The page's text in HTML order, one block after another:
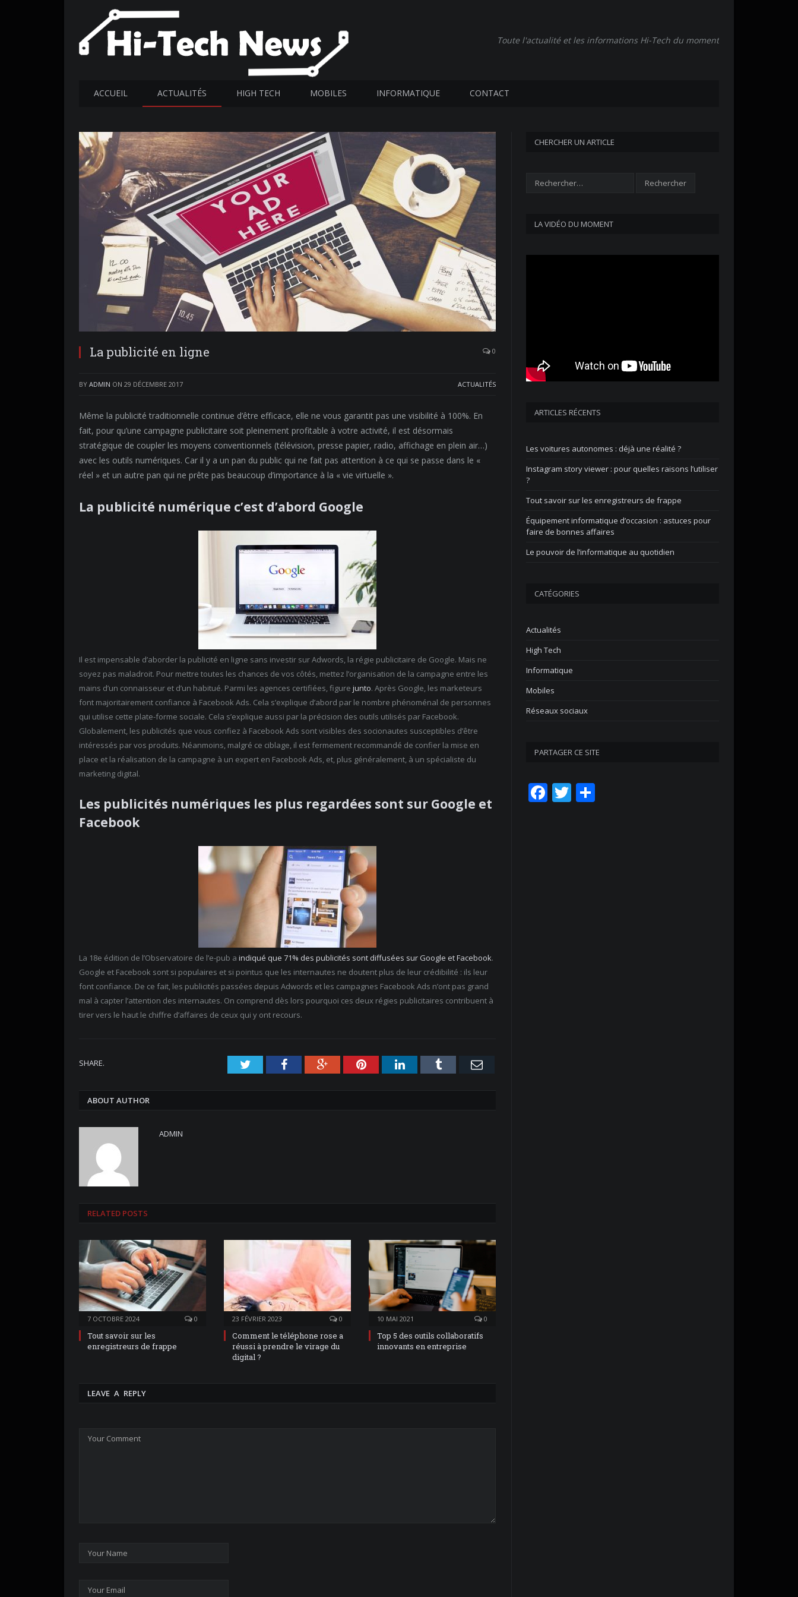
Toute l'actualité et les informations Hi-Tech du moment
ACCUEIL ACTUALITÉS HIGH TECH MOBILES INFORMATIQUE CONTACT
La publicité en ligne 0
BY ADMIN ON 29 DÉCEMBRE 2017 ACTUALITÉS
Même la publicité traditionnelle continue d’être efficace, elle ne vous garantit pas une visibilité à 100%. En
fait, pour qu’une campagne publicitaire soit pleinement profitable à votre activité, il est désormais
stratégique de coupler les moyens conventionnels (télévision, presse papier, radio, affichage en plein air…)
avec les outils numériques. Car il y a un pan du public qui ne fait pas attention à ce qui se passe dans le «
réel » et un autre pan qui ne prête pas beaucoup d’importance à la « vie virtuelle ».
La publicité numérique c’est d’abord Google
Il est impensable d’aborder la publicité en ligne sans investir sur Adwords, la régie publicitaire de Google. Mais ne
soyez pas maladroit. Pour mettre toutes les chances de vos côtés, mettez l’organisation de la campagne entre les
mains d’un connaisseur et d’un habitué. Parmi les agences certifiées, figure junto. Après Google, les marketeurs
font majoritairement confiance à Facebook Ads. Cela s’explique d’abord par le nombre phénoménal de personnes
qui utilise cette plate-forme sociale. Cela s’explique aussi par la précision des outils utilisés par Facebook.
Globalement, les publicités que vous confiez à Facebook Ads sont visibles des socionautes susceptibles d’être
intéressés par vos produits. Néanmoins, malgré ce ciblage, il est fermement recommandé de confier la mise en
place et la réalisation de la campagne à un expert en Facebook Ads, et, plus généralement, à un spécialiste du
marketing digital.
Les publicités numériques les plus regardées sont sur Google et
Facebook
La 18e édition de l’Observatoire de l’e-pub a indiqué que 71% des publicités sont diffusées sur Google et Facebook.
Google et Facebook sont si populaires et si pointus que les internautes ne doutent plus de leur crédibilité : ils leur
font confiance. De ce fait, les publicités passées depuis Adwords et les campagnes Facebook Ads n’ont pas grand
mal à capter l’attention des internautes. On comprend dès lors pourquoi ces deux régies publicitaires contribuent à
tirer vers le haut le chiffre d’affaires de ceux qui y ont recours.
SHARE. TwitterFacebookGoogle+PinterestLinkedInTumblr Email
ABOUT AUTHOR
ADMIN
RELATED POSTS
7 OCTOBRE 2024 0
Tout savoir sur les
enregistreurs de frappe
23 FÉVRIER 2023 0
Comment le téléphone rose a
réussi à prendre le virage du
digital ?
10 MAI 2021 0
Top 5 des outils collaboratifs
innovants en entreprise
LEAVE A REPLY
CHERCHER UN ARTICLE
LA VIDÉO DU MOMENT
ARTICLES RÉCENTS
Les voitures autonomes : déjà une réalité ?
Instagram story viewer : pour quelles raisons l’utiliser
?
Tout savoir sur les enregistreurs de frappe
Équipement informatique d’occasion : astuces pour
faire de bonnes affaires
Le pouvoir de l’informatique au quotidien
CATÉGORIES
Actualités
High Tech
Informatique
Mobiles
Réseaux sociaux
PARTAGER CE SITE
Facebook
Twitter